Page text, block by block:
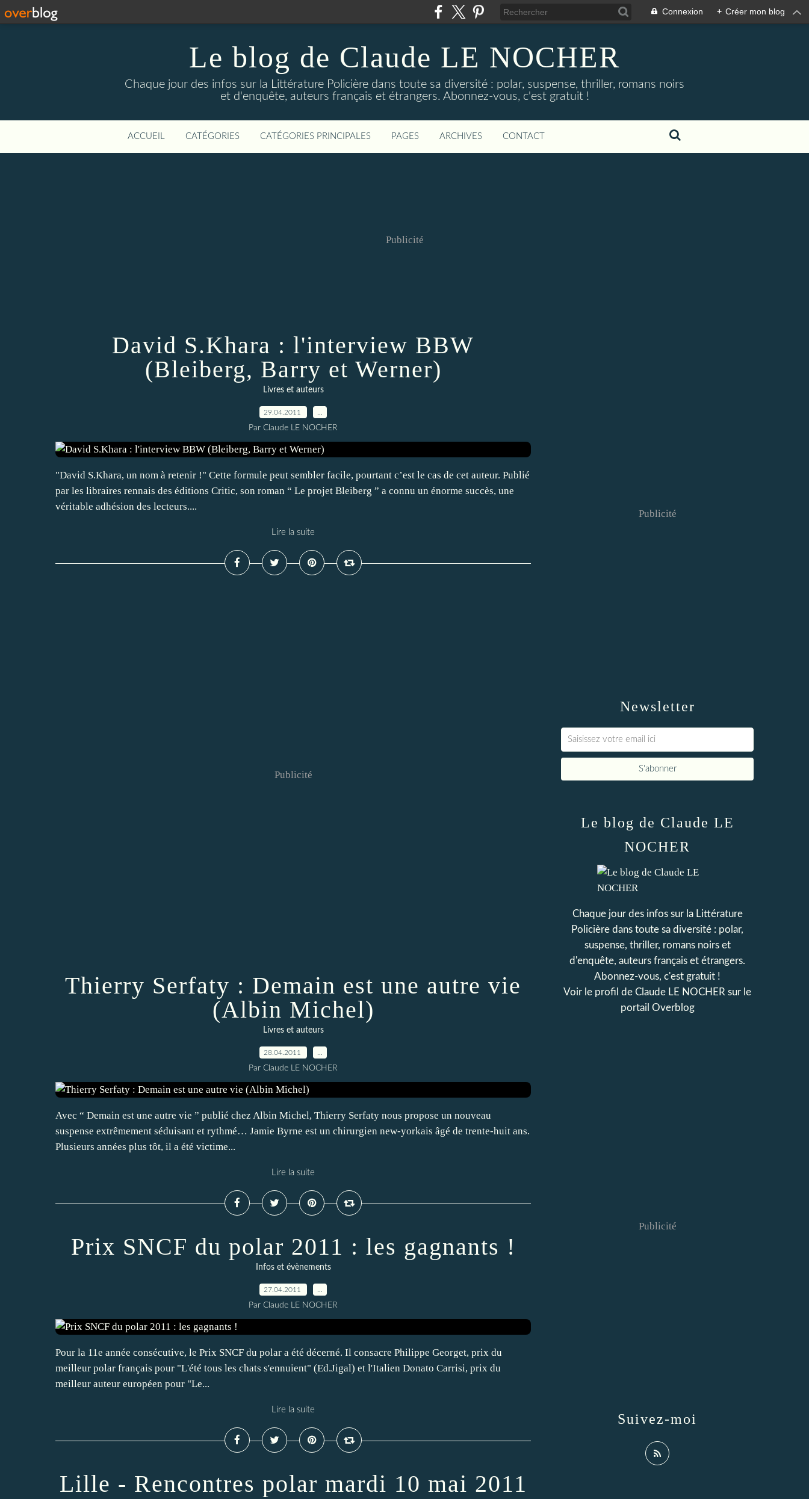
Connexion + Créer mon blog
Le blog de Claude LE NOCHER
Chaque jour des infos sur la Littérature Policière dans toute sa diversité : polar, suspense, thriller, romans noirs
et d'enquête, auteurs français et étrangers. Abonnez-vous, c'est gratuit !
ACCUEIL CATÉGORIES CATÉGORIES PRINCIPALES PAGES ARCHIVES CONTACT
Publicité
David S.Khara : l'interview BBW
(Bleiberg, Barry et Werner)
Livres et auteurs
29.04.2011
Par Claude LE NOCHER
"David S.Khara, un nom à retenir !" Cette formule peut sembler facile, pourtant c’est le cas de cet auteur. Publié
par les libraires rennais des éditions Critic, son roman “ Le projet Bleiberg ” a connu un énorme succès, une
véritable adhésion des lecteurs....
Lire la suite
Publicité
Thierry Serfaty : Demain est une autre vie
(Albin Michel)
Livres et auteurs
28.04.2011
Par Claude LE NOCHER
Avec “ Demain est une autre vie ” publié chez Albin Michel, Thierry Serfaty nous propose un nouveau
suspense extrêmement séduisant et rythmé… Jamie Byrne est un chirurgien new-yorkais âgé de trente-huit ans.
Plusieurs années plus tôt, il a été victime...
Lire la suite
Prix SNCF du polar 2011 : les gagnants !
Infos et évènements
27.04.2011
Par Claude LE NOCHER
Pour la 11e année consécutive, le Prix SNCF du polar a été décerné. Il consacre Philippe Georget, prix du
meilleur polar français pour "L'été tous les chats s'ennuient" (Ed.Jigal) et l'Italien Donato Carrisi, prix du
meilleur auteur européen pour "Le...
Lire la suite
Lille - Rencontres polar mardi 10 mai 2011
Newsletter
Publicité
Le blog de Claude LE
NOCHER
Chaque jour des infos sur la Littérature
Policière dans toute sa diversité : polar,
suspense, thriller, romans noirs et
d'enquête, auteurs français et étrangers.
Abonnez-vous, c'est gratuit !
Voir le profil de Claude LE NOCHER sur le
portail Overblog
Suivez-moi
Publicité